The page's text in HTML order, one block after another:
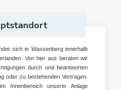
sich in Wassenberg innerhalb
Von hier aus beraten wir
durch und beantworten
oder zu bestehenden Verträgen.
Innenbereich unserer Anlage